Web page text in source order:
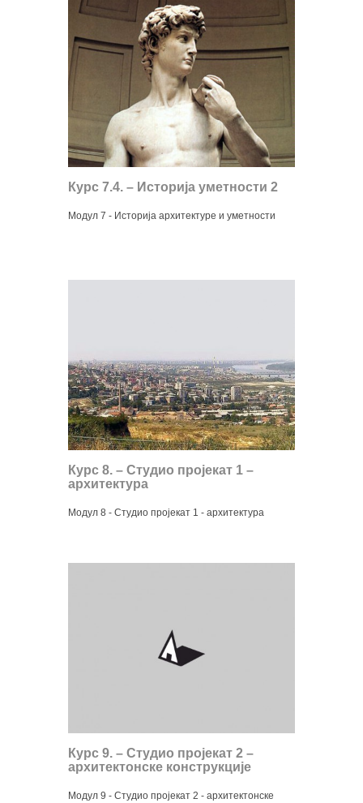
Курс 7.4. – Историја уметности 2
Модул 7 - Историја архитектуре и уметности
Курс 8. – Студио пројекат 1 –
архитектура
Модул 8 - Студио пројекат 1 - архитектура
Курс 9. – Студио пројекат 2 –
архитектонске конструкције
Модул 9 - Студио пројекат 2 - архитектонске